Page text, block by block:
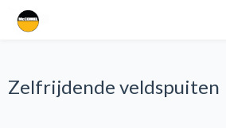
Zelfrijdende veldspuiten